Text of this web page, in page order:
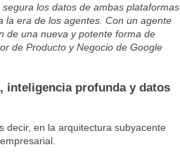
los datos de ambas plataformas
la era de los agentes. Con un agente
de una nueva y potente forma de
de Producto y Negocio de Google
inteligencia profunda y datos
decir, en la arquitectura subyacente